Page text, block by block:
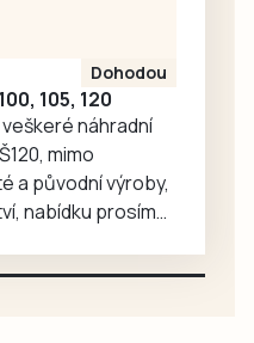
Dohodou
105, 120
náhradní
mimo
a původní výroby,
nabídku prosím